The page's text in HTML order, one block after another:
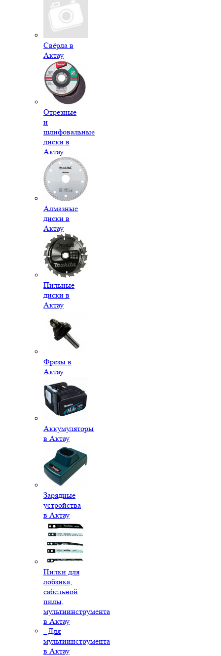
Свёрла в
Актау
Отрезные
и
шлифовальные
диски в
Актау
Алмазные
диски в
Актау
Пильные
диски в
Актау
Фрезы в
Актау
Аккумуляторы
в Актау
Зарядные
устройства
в Актау
Пилки для
лобзика,
сабельной
пилы,
мультиинструмента
в Актау
- Для
мультиинструмента
в Актау